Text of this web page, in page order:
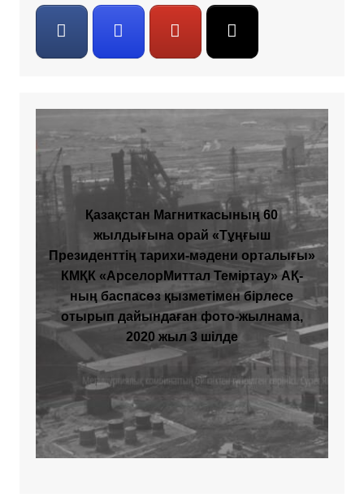
Қазақстан Магниткасының 60
жылдығына орай «Тұңғыш
Президенттің тарихи-мәдени орталығы»
КМҚК «АрселорМиттал Теміртау» АҚ-
ның баспасөз қызметімен бірлесе
отырып дайындаған фото-жылнама,
2020 жыл 3 шілде